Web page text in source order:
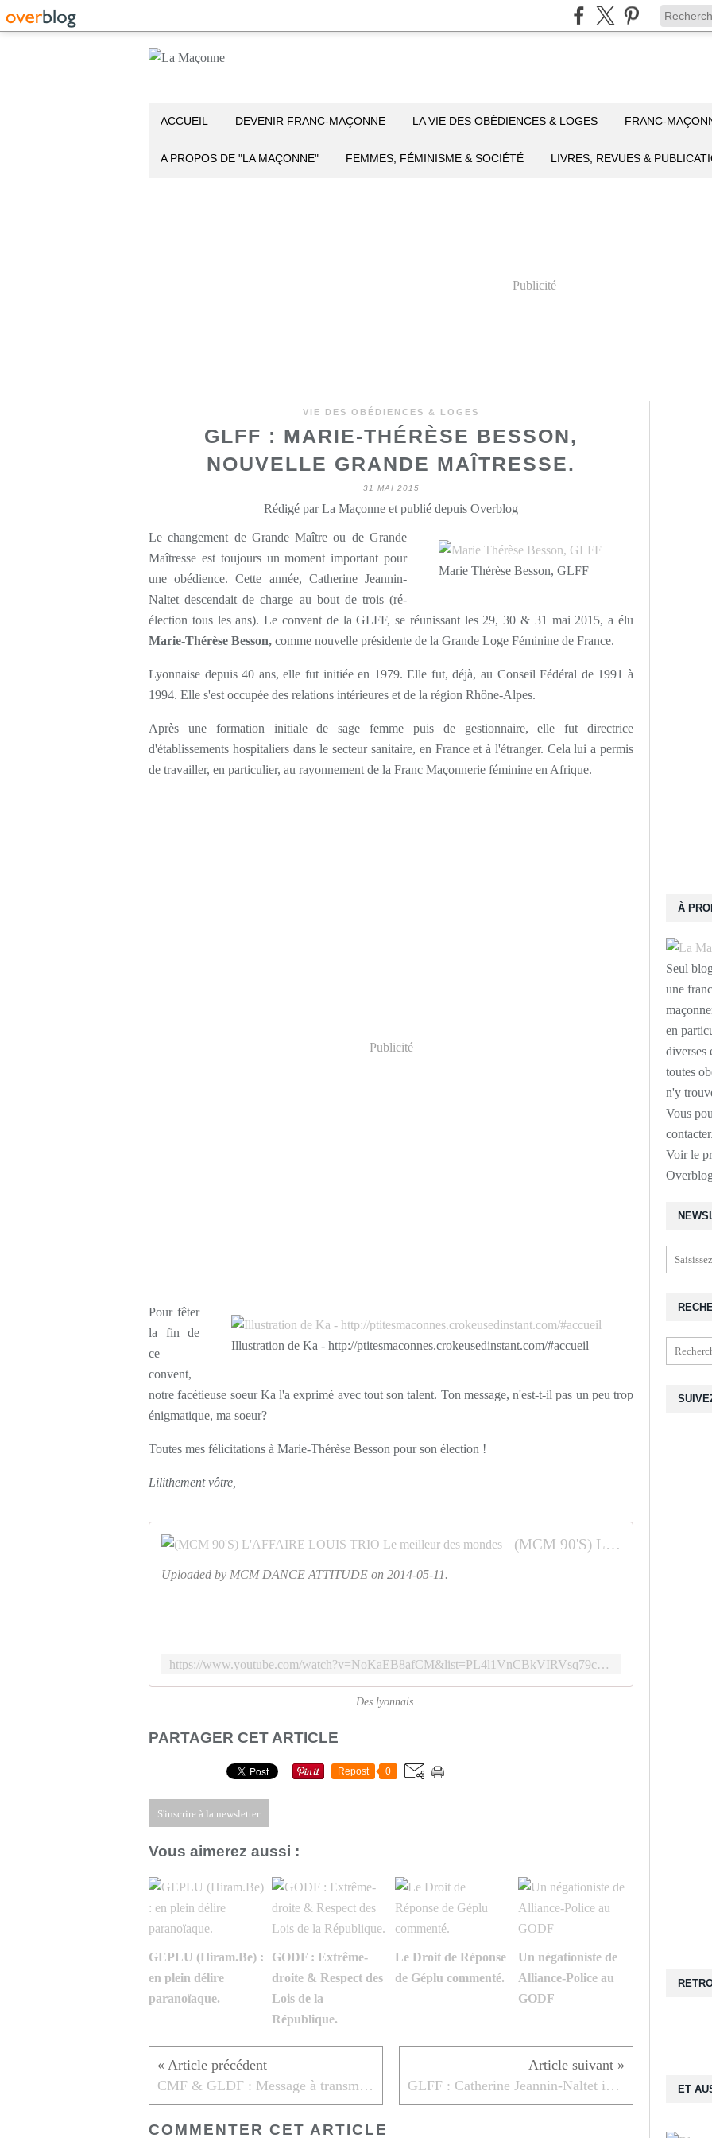
ACCUEIL DEVENIR FRANC-MAÇONNE LA VIE DES OBÉDIENCES & LOGES FRANC-
A PROPOS DE "LA MAÇONNE" FEMMES, FÉMINISME & SOCIÉTÉ LIVRES, REVUES &
Publicité
VIE DES OBÉDIENCES & LOGES
GLFF : MARIE-THÉRÈSE BESSON,
NOUVELLE GRANDE MAÎTRESSE.
31 MAI 2015
Rédigé par La Maçonne et publié depuis Overblog
Marie Thérèse Besson, GLFF
Le changement de Grande Maître ou de Grande
Maîtresse est toujours un moment important pour
une obédience. Cette année, Catherine Jeannin-
Naltet descendait de charge au bout de trois (ré-
élection tous les ans). Le convent de la GLFF, se réunissant les 29, 30 & 31 mai 2015, a élu
Marie-Thérèse Besson, comme nouvelle présidente de la Grande Loge Féminine de France.
Lyonnaise depuis 40 ans, elle fut initiée en 1979. Elle fut, déjà, au Conseil Fédéral de 1991 à
1994. Elle s'est occupée des relations intérieures et de la région Rhône-Alpes.
Après une formation initiale de sage femme puis de gestionnaire, elle fut directrice
d'établissements hospitaliers dans le secteur sanitaire, en France et à l'étranger. Cela lui a permis
de travailler, en particulier, au rayonnement de la Franc Maçonnerie féminine en Afrique.
Publicité
Illustration de Ka - http://ptitesmaconnes.crokeusedinstant.com/#accueil
Pour fêter
la fin de
ce
convent,
notre facétieuse soeur Ka l'a exprimé avec tout son talent. Ton message, n'est-t-il pas un peu trop
énigmatique, ma soeur?
Toutes mes félicitations à Marie-Thérèse Besson pour son élection !
Lilithement vôtre,
(MCM 90'S) L'AFFAIRE LOUIS TRIO Le meilleur des mondes
Uploaded by MCM DANCE ATTITUDE on 2014-05-11.
https://www.youtube.com/watch?v=NoKaEB8afCM&list=PL4l1VnCBkVIRVsq79cDoIuH8AF5HwK6ZY&index=13
Des lyonnais ...
PARTAGER CET ARTICLE
Repost 0
S'inscrire à la newsletter
Vous aimerez aussi :
GEPLU (Hiram.Be) :
en plein délire
paranoïaque.
GODF : Extrême-
droite & Respect des
Lois de la
République.
Le Droit de Réponse
de Géplu commenté.
Un négationiste de
Alliance-Police au
GODF
CMF & GLDF : Message à transmettre GLFF : Catherine Jeannin-Naltet interviewée par « la Maçonne ».
COMMENTER CET ARTICLE
À
Seul
une
en
diverses
toutes
n'y
Vous
Voir le
Overblog
ET